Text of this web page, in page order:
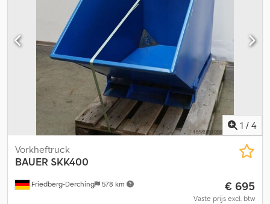
1 / 4
Friedberg-Derching 578 km
Vorkheftruck
BAUER SKK400
€ 695
Vaste prijs excl. btw